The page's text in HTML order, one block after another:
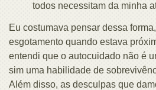
todos necessitam da minha
Eu costumava pensar dessa
esgotamento quando estava
entendi que o autocuidado não é
sim uma habilidade de
Além disso, as desculpas que